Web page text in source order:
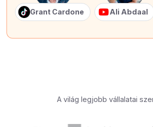
Grant Cardone Ali Abdaal
A világ legjobb vállalatai